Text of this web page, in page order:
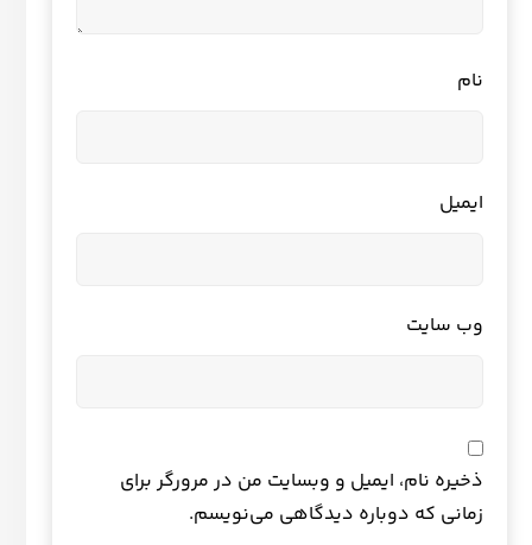
نام
ایمیل
وب‌ سایت
ذخیره نام، ایمیل و وبسایت من در مرورگر برای
زمانی که دوباره دیدگاهی می‌نویسم.